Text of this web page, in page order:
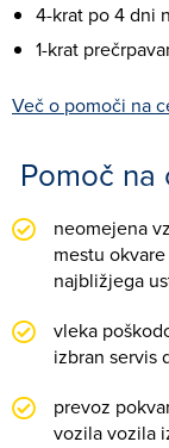
4-krat po 4 dni
1-krat
Več o pomoči na
Pomoč
neomejena
mestu
najbližjega
vleka
izbran servis
prevoz
vozila vozila